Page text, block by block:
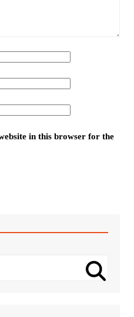
in this browser for the